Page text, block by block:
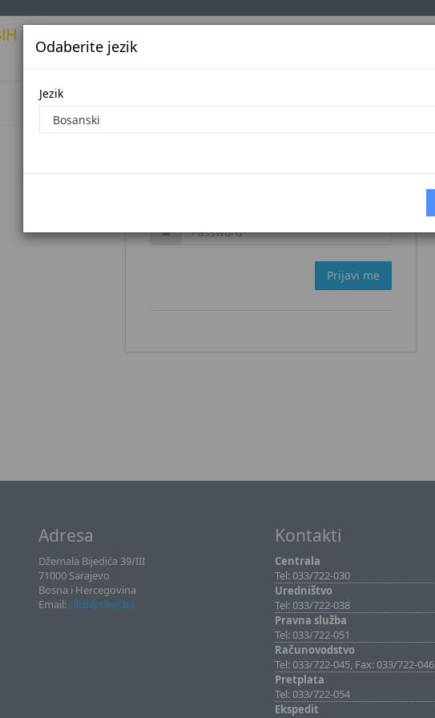
Jezik Službena glasila
Odaberite jezik
Jezik
Zaboravljena šifra?
Prijavi me
Adresa
Džemala Bijedića 39/III
71000 Sarajevo
Bosna i Hercegovina
Email: sllist@sllist.ba
Kontakti
Centrala
Tel: 033/722-030
Uredništvo
Tel: 033/722-038
Pravna služba
Tel: 033/722-051
Računovodstvo
Tel: 033/722-045, Fax: 033/722-046
Pretplata
Tel: 033/722-054
Ekspedit